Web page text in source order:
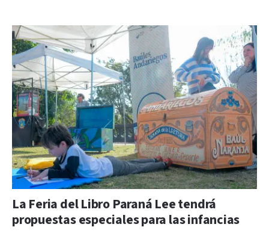
La Feria del Libro Paraná Lee tendrá
propuestas especiales para las infancias